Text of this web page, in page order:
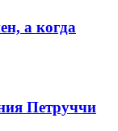
а когда
Петруччи